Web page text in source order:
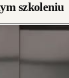
szkoleniu